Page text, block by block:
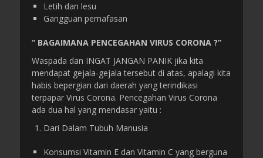
Letih dan lesu
Gangguan pernafasan
“ BAGAIMANA PENCEGAHAN VIRUS CORONA ?”
Waspada dan INGAT JANGAN PANIK jika kita
mendapat gejala-gejala tersebut di atas, apalagi kita
habis bepergian dari daerah yang terindikasi
terpapar Virus Corona. Pencegahan Virus Corona
ada dua hal yang mendasar yaitu :
Dari Dalam Tubuh Manusia
Konsumsi Vitamin E dan Vitamin C yang berguna